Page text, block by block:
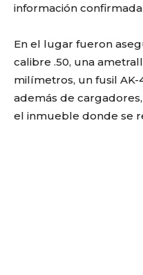
información
En el lugar fueron
calibre .50, una
milímetros, un fusil
además de
el inmueble donde se